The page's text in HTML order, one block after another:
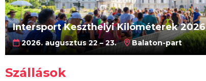
Intersport Keszthelyi Kilóméterek 2026
2026. augusztus 22 – 23. Balaton-part
Szállások